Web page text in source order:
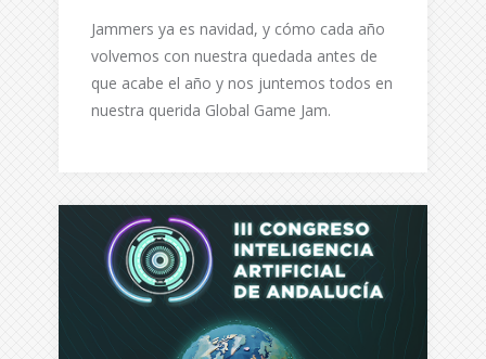
Jammers ya es navidad, y cómo cada año
volvemos con nuestra quedada antes de
que acabe el año y nos juntemos todos en
nuestra querida Global Game Jam.